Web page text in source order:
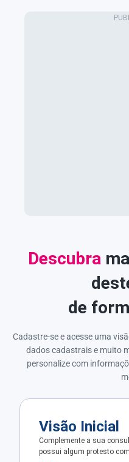
Descubra
de
Cadastre-se e acesse uma
dados cadastrais e muito
personalize com
Visão Inicial
Complemente a sua
possui algum protesto